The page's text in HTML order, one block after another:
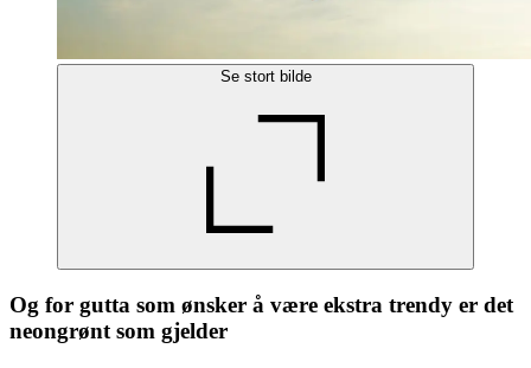
Se stort bilde
Og for gutta som ønsker å være ekstra trendy er det
neongrønt som gjelder